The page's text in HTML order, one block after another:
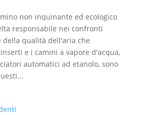
non inquinante ed ecologico
responsabile nei confronti
della qualità dell'aria che
e i camini a vapore d'acqua,
automatici ad etanolo, sono